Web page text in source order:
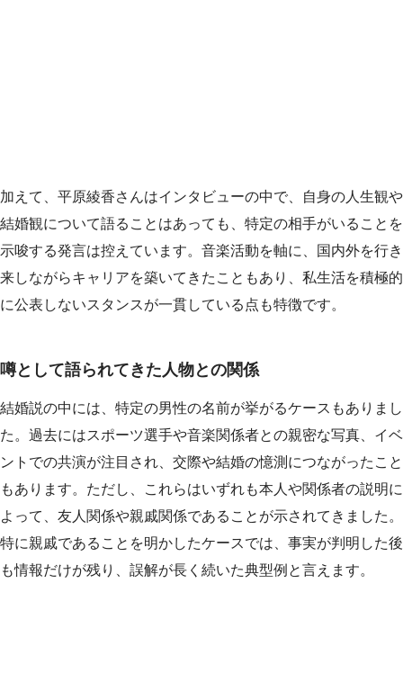
加えて、平原綾香さんはインタビューの中で、自身の人生観や
結婚観について語ることはあっても、特定の相手がいることを
示唆する発言は控えています。音楽活動を軸に、国内外を行き
来しながらキャリアを築いてきたこともあり、私生活を積極的
に公表しないスタンスが一貫している点も特徴です。
噂として語られてきた人物との関係
結婚説の中には、特定の男性の名前が挙がるケースもありまし
た。過去にはスポーツ選手や音楽関係者との親密な写真、イベ
ントでの共演が注目され、交際や結婚の憶測につながったこと
もあります。ただし、これらはいずれも本人や関係者の説明に
よって、友人関係や親戚関係であることが示されてきました。
特に親戚であることを明かしたケースでは、事実が判明した後
も情報だけが残り、誤解が長く続いた典型例と言えます。